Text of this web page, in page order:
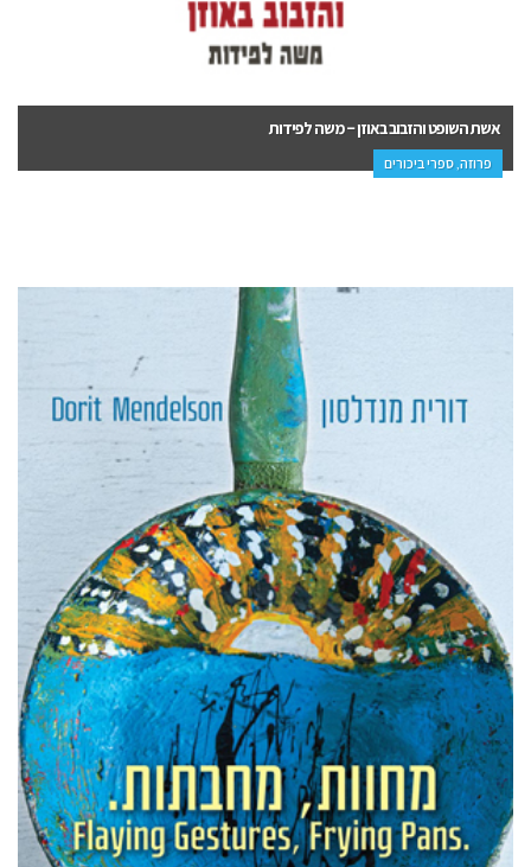
אשת השופט והזבוב באוזן – משה לפידות
פרוזה, ספרי ביכורים